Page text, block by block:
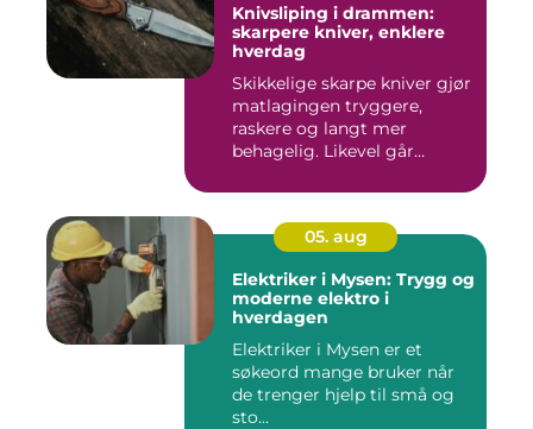
Knivsliping i drammen:
skarpere kniver, enklere
hverdag
Skikkelige skarpe kniver gjør
matlagingen tryggere,
raskere og langt mer
behagelig. Likevel går
05. aug
Elektriker i Mysen: Trygg og
moderne elektro i
hverdagen
Elektriker i Mysen er et
søkeord mange bruker når
de trenger hjelp til små og
sto...